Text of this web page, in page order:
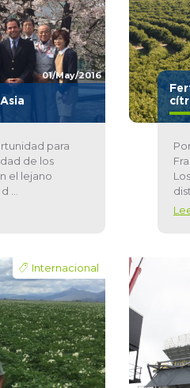
01/May/2016
para
de los
el lejano
...
Internacional